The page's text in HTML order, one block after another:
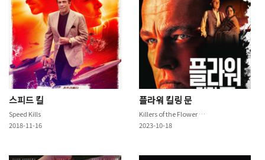
스피드 킬
Speed Kills
2018-11-16
플라워 킬링 문
Killers of the Flower Moon
2023-10-18